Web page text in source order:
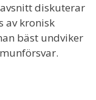
diskuterar
av kronisk
bäst undviker